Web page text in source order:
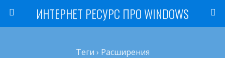
ИНТЕРНЕТ РЕСУРС ПРО WINDOWS
Теги › Расширения